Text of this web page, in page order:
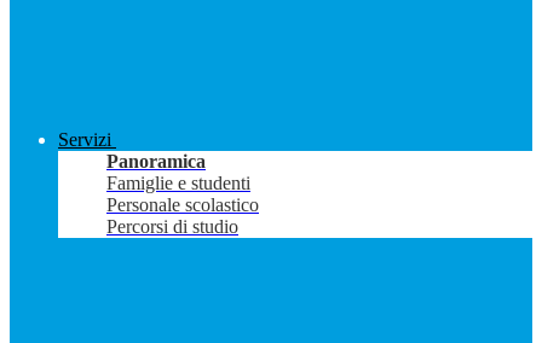
Servizi
Panoramica
Famiglie e studenti
Personale scolastico
Percorsi di studio